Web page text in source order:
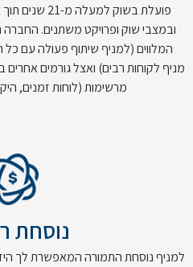
פועלת בשוק
ובמצבי שוק ופרויקט משתנים. החברה
המלווים (למניף שיתוף פעולה עם
מניף לקוחות רבים) ואצל גורמים אחרים
מרשימות (לוחות זמנים,
נוסחת
למניף נוסחת התמורה המאפשרת לך